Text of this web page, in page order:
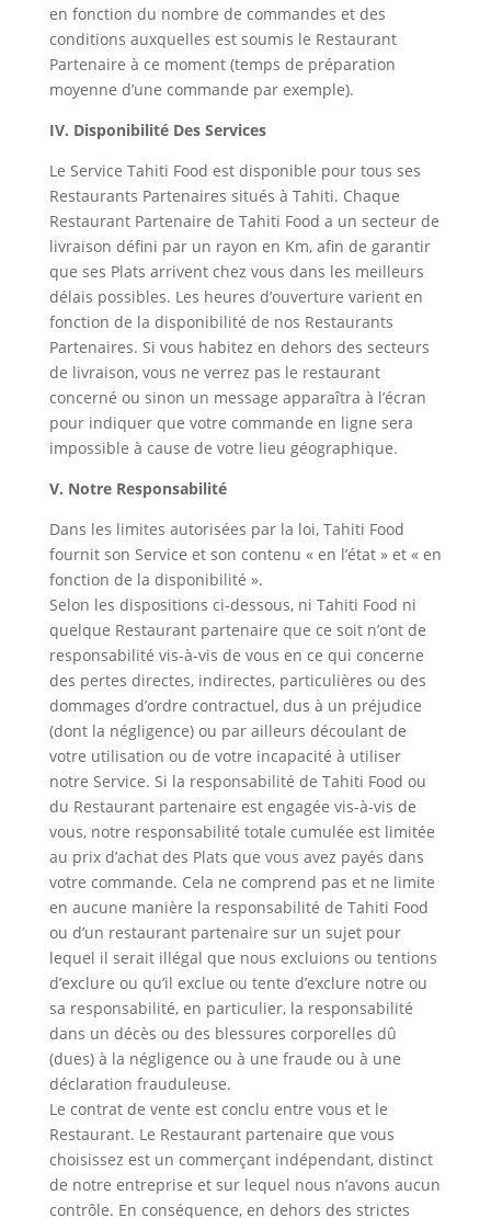
en fonction du nombre de commandes et des
conditions auxquelles est soumis le Restaurant
Partenaire à ce moment (temps de préparation
moyenne d’une commande par exemple).
IV. Disponibilité Des Services
Le Service Tahiti Food est disponible pour tous ses
Restaurants Partenaires situés à Tahiti. Chaque
Restaurant Partenaire de Tahiti Food a un secteur de
livraison défini par un rayon en Km, afin de garantir
que ses Plats arrivent chez vous dans les meilleurs
délais possibles. Les heures d’ouverture varient en
fonction de la disponibilité de nos Restaurants
Partenaires. Si vous habitez en dehors des secteurs
de livraison, vous ne verrez pas le restaurant
concerné ou sinon un message apparaîtra à l’écran
pour indiquer que votre commande en ligne sera
impossible à cause de votre lieu géographique.
V. Notre Responsabilité
Dans les limites autorisées par la loi, Tahiti Food
fournit son Service et son contenu « en l’état » et « en
fonction de la disponibilité ».
Selon les dispositions ci-dessous, ni Tahiti Food ni
quelque Restaurant partenaire que ce soit n’ont de
responsabilité vis-à-vis de vous en ce qui concerne
des pertes directes, indirectes, particulières ou des
dommages d’ordre contractuel, dus à un préjudice
(dont la négligence) ou par ailleurs découlant de
votre utilisation ou de votre incapacité à utiliser
notre Service. Si la responsabilité de Tahiti Food ou
du Restaurant partenaire est engagée vis-à-vis de
vous, notre responsabilité totale cumulée est limitée
au prix d’achat des Plats que vous avez payés dans
votre commande. Cela ne comprend pas et ne limite
en aucune manière la responsabilité de Tahiti Food
ou d’un restaurant partenaire sur un sujet pour
lequel il serait illégal que nous excluions ou tentions
d’exclure ou qu’il exclue ou tente d’exclure notre ou
sa responsabilité, en particulier, la responsabilité
dans un décès ou des blessures corporelles dû
(dues) à la négligence ou à une fraude ou à une
déclaration frauduleuse.
Le contrat de vente est conclu entre vous et le
Restaurant. Le Restaurant partenaire que vous
choisissez est un commerçant indépendant, distinct
de notre entreprise et sur lequel nous n’avons aucun
contrôle. En conséquence, en dehors des strictes